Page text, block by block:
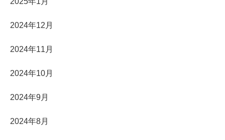
2024年12月
2024年11月
2024年10月
2024年9月
2024年8月